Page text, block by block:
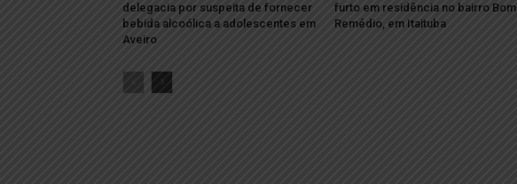
delegacia por suspeita de fornecer
bebida alcoólica a adolescentes em
Aveiro
furto em residência no bairro Bom
Remédio, em Itaituba